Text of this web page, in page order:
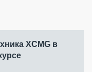
XCMG в